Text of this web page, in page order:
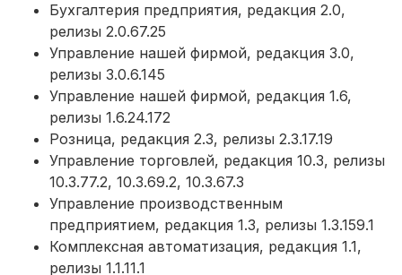
Бухгалтерия предприятия, редакция 2.0,
релизы 2.0.67.25
Управление нашей фирмой, редакция 3.0,
релизы 3.0.6.145
Управление нашей фирмой, редакция 1.6,
релизы 1.6.24.172
Розница, редакция 2.3, релизы 2.3.17.19
Управление торговлей, редакция 10.3, релизы
10.3.77.2, 10.3.69.2, 10.3.67.3
Управление производственным
предприятием, редакция 1.3, релизы 1.3.159.1
Комплексная автоматизация, редакция 1.1,
релизы 1.1.11.1